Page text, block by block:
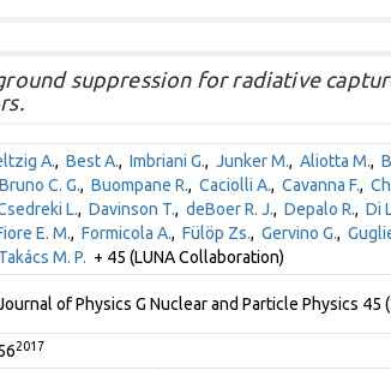
suppression for radiative
A., Best A., Imbriani G., Junker M., Aliotta M.,
Bruno C. G., Buompane R., Caciolli A., Cavanna F.,
L., Davinson T., deBoer R. J., Depalo R., Di
E. M., Formicola A., Fülöp Zs., Gervino G.,
Takács M. P. + 45 (LUNA Collaboration)
of Physics G Nuclear and Particle Physics 45
2017